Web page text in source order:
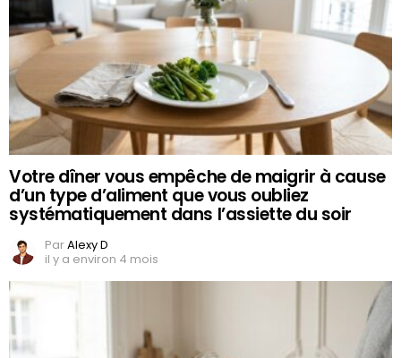
Votre dîner vous empêche de maigrir à cause
d’un type d’aliment que vous oubliez
systématiquement dans l’assiette du soir
ParAlexy D
il y a environ 4 mois